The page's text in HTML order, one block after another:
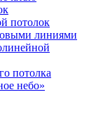
потолок
линиями
потолка
небо»